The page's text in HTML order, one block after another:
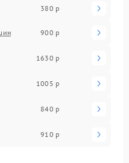
380 р
900 р
1630 р
1005 р
840 р
910 р